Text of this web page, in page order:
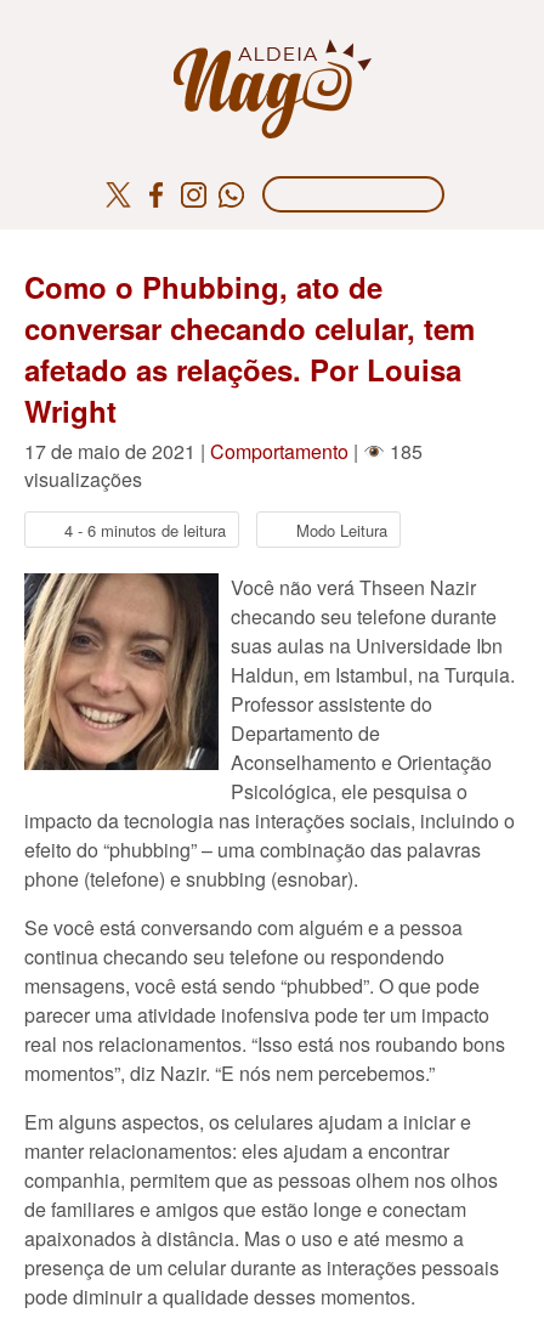
Como o Phubbing, ato de
conversar checando celular, tem
afetado as relações. Por Louisa
Wright
17 de maio de 2021 | Comportamento |
185
visualizações
4 - 6 minutos de leitura Modo Leitura
Você não verá Thseen Nazir
checando seu telefone durante
suas aulas na Universidade Ibn
Haldun, em Istambul, na Turquia.
Professor assistente do
Departamento de
Aconselhamento e Orientação
Psicológica, ele pesquisa o
impacto da tecnologia nas interações sociais, incluindo o
efeito do “phubbing” – uma combinação das palavras
phone (telefone) e snubbing (esnobar).
Se você está conversando com alguém e a pessoa
continua checando seu telefone ou respondendo
mensagens, você está sendo “phubbed”. O que pode
parecer uma atividade inofensiva pode ter um impacto
real nos relacionamentos. “Isso está nos roubando bons
momentos”, diz Nazir. “E nós nem percebemos.”
Em alguns aspectos, os celulares ajudam a iniciar e
manter relacionamentos: eles ajudam a encontrar
companhia, permitem que as pessoas olhem nos olhos
de familiares e amigos que estão longe e conectam
apaixonados à distância. Mas o uso e até mesmo a
presença de um celular durante as interações pessoais
pode diminuir a qualidade desses momentos.